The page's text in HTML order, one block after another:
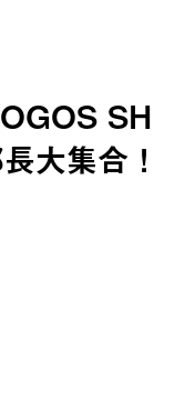
SH
大集合！